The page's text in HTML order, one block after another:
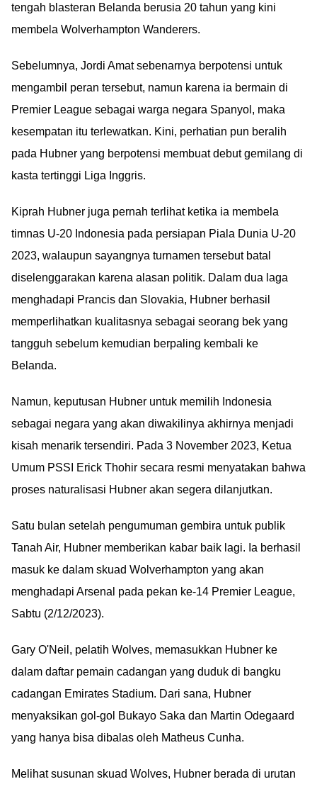
tengah blasteran Belanda berusia 20 tahun yang kini
membela Wolverhampton Wanderers.
Sebelumnya, Jordi Amat sebenarnya berpotensi untuk
mengambil peran tersebut, namun karena ia bermain di
Premier League sebagai warga negara Spanyol, maka
kesempatan itu terlewatkan. Kini, perhatian pun beralih
pada Hubner yang berpotensi membuat debut gemilang di
kasta tertinggi Liga Inggris.
Kiprah Hubner juga pernah terlihat ketika ia membela
timnas U-20 Indonesia pada persiapan Piala Dunia U-20
2023, walaupun sayangnya turnamen tersebut batal
diselenggarakan karena alasan politik. Dalam dua laga
menghadapi Prancis dan Slovakia, Hubner berhasil
memperlihatkan kualitasnya sebagai seorang bek yang
tangguh sebelum kemudian berpaling kembali ke
Belanda.
Namun, keputusan Hubner untuk memilih Indonesia
sebagai negara yang akan diwakilinya akhirnya menjadi
kisah menarik tersendiri. Pada 3 November 2023, Ketua
Umum PSSI Erick Thohir secara resmi menyatakan bahwa
proses naturalisasi Hubner akan segera dilanjutkan.
Satu bulan setelah pengumuman gembira untuk publik
Tanah Air, Hubner memberikan kabar baik lagi. Ia berhasil
masuk ke dalam skuad Wolverhampton yang akan
menghadapi Arsenal pada pekan ke-14 Premier League,
Sabtu (2/12/2023).
Gary O'Neil, pelatih Wolves, memasukkan Hubner ke
dalam daftar pemain cadangan yang duduk di bangku
cadangan Emirates Stadium. Dari sana, Hubner
menyaksikan gol-gol Bukayo Saka dan Martin Odegaard
yang hanya bisa dibalas oleh Matheus Cunha.
Melihat susunan skuad Wolves, Hubner berada di urutan